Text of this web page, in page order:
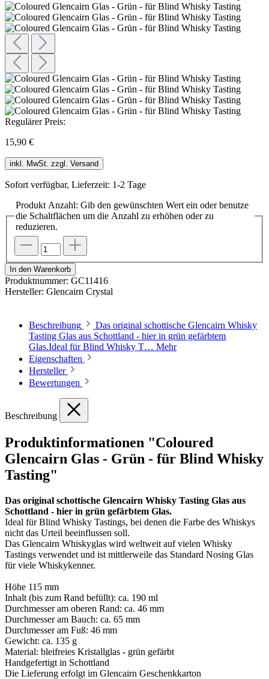
Regulärer Preis:
15,90 €
inkl. MwSt. zzgl. Versand
Sofort verfügbar, Lieferzeit: 1-2 Tage
Produkt Anzahl: Gib den gewünschten Wert ein oder benutze
die Schaltflächen um die Anzahl zu erhöhen oder zu
reduzieren.
In den Warenkorb
Produktnummer: GC11416
Hersteller: Glencairn Crystal
Beschreibung
Das original schottische Glencairn Whisky
Tasting Glas aus Schottland - hier in grün gefärbtem
Glas.Ideal für Blind Whisky T… Mehr
Eigenschaften
Hersteller
Bewertungen
Beschreibung
Produktinformationen "Coloured
Glencairn Glas - Grün - für Blind Whisky
Tasting"
Das original schottische Glencairn Whisky Tasting Glas aus
Schottland - hier in grün gefärbtem Glas.
Ideal für Blind Whisky Tastings, bei denen die Farbe des Whiskys
nicht das Urteil beeinflussen soll.
Das Glencairn Whiskyglas wird weltweit auf vielen Whisky
Tastings verwendet und ist mittlerweile das Standard Nosing Glas
für viele Whiskykenner.
Höhe 115 mm
Inhalt (bis zum Rand befüllt): ca. 190 ml
Durchmesser am oberen Rand: ca. 46 mm
Durchmesser am Bauch: ca. 65 mm
Durchmesser am Fuß: 46 mm
Gewicht: ca. 135 g
Material: bleifreies Kristallglas - grün gefärbt
Handgefertigt in Schottland
Die Lieferung erfolgt im Glencairn Geschenkkarton